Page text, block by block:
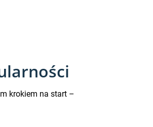
krokiem na start –